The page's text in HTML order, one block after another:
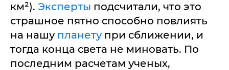
км²). Эксперты подсчитали, что это
страшное пятно способно повлиять
на нашу планетупри сближении, и
тогда конца света не миновать. По
последним расчетам ученых,